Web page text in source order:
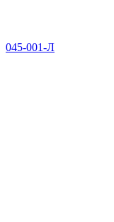
045-001-Л